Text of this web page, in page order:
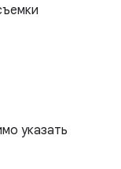
указать